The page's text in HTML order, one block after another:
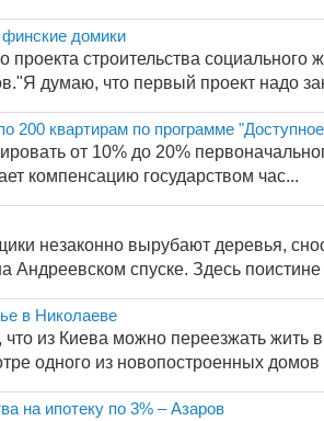
домики
проекта строительства
думаю, что первый проект надо
200 квартирам по программе
от 10% до 20%
компенсацию государством час...
незаконно вырубают деревья,
Андреевском спуске. Здесь поистине
в Николаеве
из Киева можно переезжать жить
одного из новопостроенных домов
на ипотеку по 3% – Азаров